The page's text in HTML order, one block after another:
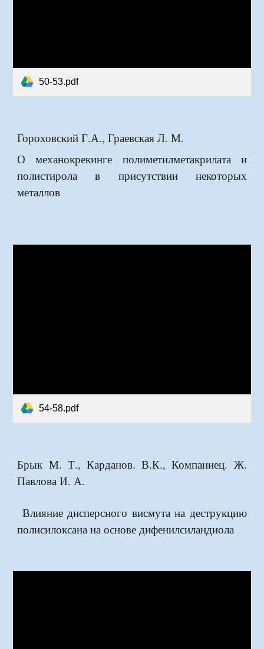
50-53.pdf
Гороховский Г.А., Граевская Л. М.
О механокрекинге полиметилметакрилата и
полистирола в присутствии некоторых
металлов
54-58.pdf
Брык М. Т., Карданов. В.К., Компаниец. Ж.
Павлова И. А.
Влияние дисперсного висмута на деструкцию
полисилоксана на основе дифенилсиландиола